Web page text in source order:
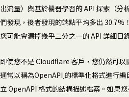
出流量）與基於機器學習的 API 探索（分
們發現，後者發現的端點平均多出 30.7%
您可能會漏掉幾乎三分之一的 API 詳細目
即使您不是 Cloudflare 客戶，您仍然可以
通常以稱為OpenAPI 的標準化格式進行
立 OpenAPI 格式的結構描述檔案。如果